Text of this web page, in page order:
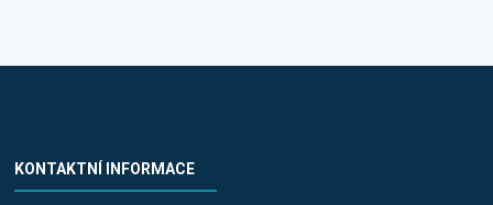
KONTAKTNÍ INFORMACE